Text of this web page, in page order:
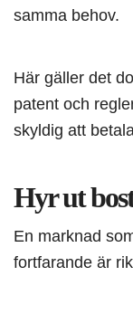
samma behov.
Här gäller det
patent och
skyldig att
Hyr ut
En marknad
fortfarande är